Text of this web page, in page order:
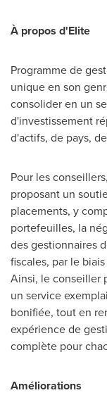
À propos d'Elite
Programme de
unique en son
consolider en un
d'investissement
d'actifs, de pays,
Pour les
proposant un
placements, y
portefeuilles, la
des gestionnaires
fiscales, par le
Ainsi, le conseiller
un service
bonifiée, tout en
expérience de
complète pour
Améliorations